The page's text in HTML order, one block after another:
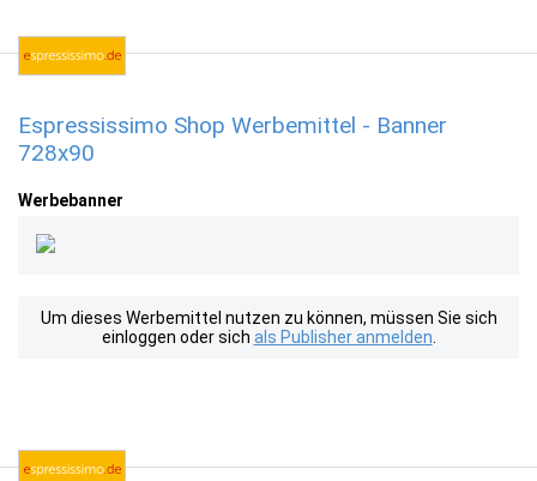
Espressissimo Shop Werbemittel - Banner
728x90
Werbebanner
Um dieses Werbemittel nutzen zu können, müssen Sie sich
einloggen oder sich als Publisher anmelden